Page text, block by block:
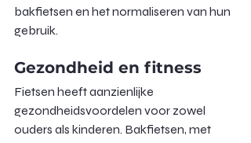
bakfietsen en het normaliseren van hun
gebruik.
Gezondheid en fitness
Fietsen heeft aanzienlijke
gezondheidsvoordelen voor zowel
ouders als kinderen. Bakfietsen, met